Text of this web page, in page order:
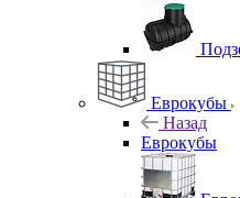
Еврокубы
Назад
Еврокубы